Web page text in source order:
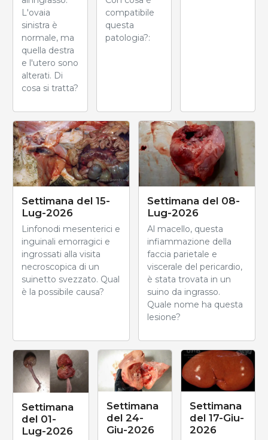
L'ovaia
sinistra è
normale, ma
quella destra
e l'utero sono
alterati. Di
cosa si tratta?
compatibile
questa
patologia?:
Settimana del 15-
Lug-2026
Linfonodi mesenterici e
inguinali emorragici e
ingrossati alla visita
necroscopica di un
suinetto svezzato. Qual
è la possibile causa?
Settimana del 08-
Lug-2026
Al macello, questa
infiammazione della
faccia parietale e
viscerale del pericardio,
è stata trovata in un
suino da ingrasso.
Quale nome ha questa
lesione?
Settimana
del 01-
Lug-2026
Settimana
del 24-
Giu-2026
Settimana
del 17-Giu-
2026